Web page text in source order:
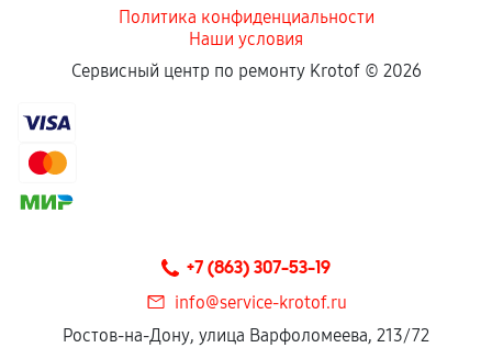
Политика конфиденциальности
Наши условия
Сервисный центр по ремонту Krotof © 2026
+7 (863) 307-53-19
info@service-krotof.ru
Ростов-на-Дону, улица Варфоломеева, 213/72